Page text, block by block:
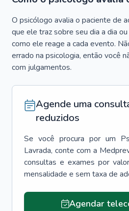
O psicólogo avalia o paciente de
que ele traz sobre seu dia a dia
como ele reage a cada evento.
errado na psicologia, então você
com julgamentos.
Agende uma
reduzidos
Se você procura por um
Lavrada, conte com a
consultas e exames por
mensalidade e sem taxa de
Agendar